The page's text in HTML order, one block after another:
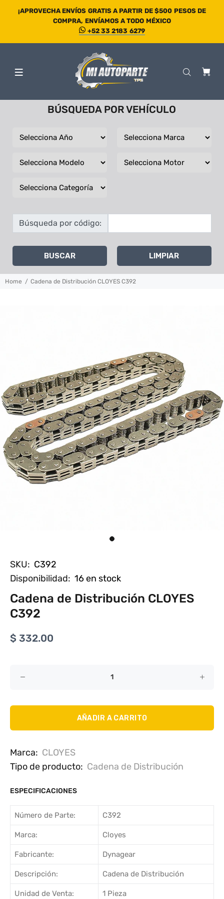
¡APROVECHA ENVÍOS GRATIS A PARTIR DE $500 PESOS DE
COMPRA, ENVÍAMOS A TODO MÉXICO
+52 33 2183 6279
BÚSQUEDA POR VEHÍCULO
Búsqueda por código:
BUSCAR LIMPIAR
Home Cadena de Distribución CLOYES C392
SKU: C392
Disponibilidad: 16en stock
Cadena de Distribución CLOYES
C392
$ 332.00
AÑADIR A CARRITO
Marca: CLOYES
Tipo de producto: Cadena de Distribución
ESPECIFICACIONES
Número de Parte: C392
Marca: Cloyes
Fabricante: Dynagear
Descripción: Cadena de Distribución
Unidad de Venta: 1 Pieza